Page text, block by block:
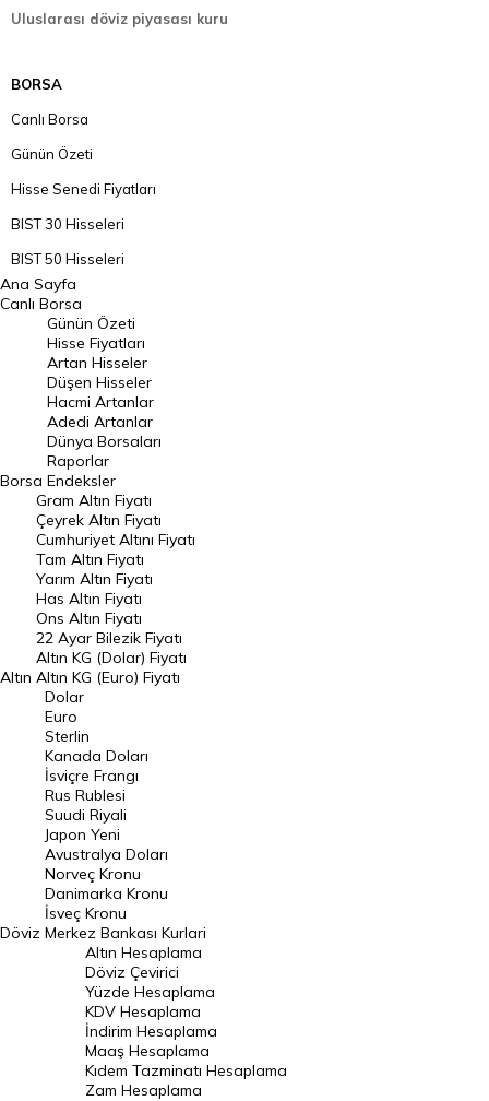
Uluslarası döviz piyasası kuru
BORSA
Canlı Borsa
Günün Özeti
Hisse Senedi Fiyatları
BIST 30 Hisseleri
BIST 50 Hisseleri
BIST 100 Hisseleri
En Çok Artan Hisseler
En Çok Düşen Hisseler
Hacmi Artanlar
Geçmiş Kapanışlar
Dünya Borsaları
Raporlar
Endeksler
DÖVİZ
Döviz Kuru
Dolar Kuru
Euro Kuru
Pound Kuru
Frank Kuru
Riyal Kuru
Avustralya Doları
Danimarka Kronu Kuru
Kanada Doları Kuru
Norveç Kronu Kuru
İsveç Kronu Kuru
Japon Yeni Kuru
Serbest Piyasa Döviz Kurları
Merkez Bankası Döviz Kurları
Ana Sayfa
Canlı Borsa
Borsa
Günün Özeti
Hisse Fiyatları
Artan Hisseler
Düşen Hisseler
Hacmi Artanlar
Adedi Artanlar
Dünya Borsaları
Raporlar
Endeksler
Altın
Gram Altın Fiyatı
Çeyrek Altın Fiyatı
Cumhuriyet Altını Fiyatı
Tam Altın Fiyatı
Yarım Altın Fiyatı
Has Altın Fiyatı
Ons Altın Fiyatı
22 Ayar Bilezik Fiyatı
Altın KG (Dolar) Fiyatı
Altın KG (Euro) Fiyatı
Döviz
Dolar
Euro
Sterlin
Kanada Doları
İsviçre Frangı
Rus Rublesi
Suudi Riyali
Japon Yeni
Avustralya Doları
Norveç Kronu
Danimarka Kronu
İsveç Kronu
Merkez Bankası Kurlari
Altın Hesaplama
Döviz Çevirici
Yüzde Hesaplama
KDV Hesaplama
İndirim Hesaplama
Maaş Hesaplama
Kıdem Tazminatı Hesaplama
Zam Hesaplama